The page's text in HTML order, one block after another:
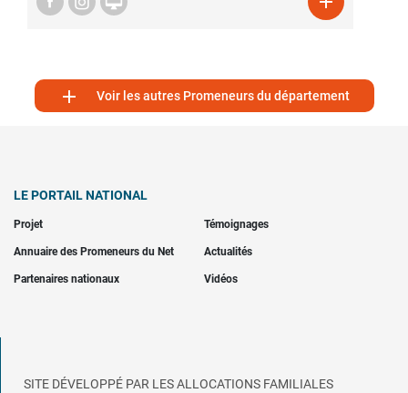
 Voir les autres Promeneurs du département
LE PORTAIL NATIONAL
Projet Témoignages
Annuaire des Promeneurs du Net Actualités
Partenaires nationaux Vidéos
SITE DÉVELOPPÉ PAR LES ALLOCATIONS FAMILIALES